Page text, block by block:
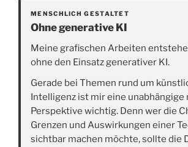
MENSCHLICH GESTALTET
Ohne generative KI
Meine grafischen Arbeiten
ohne den Einsatz generativer KI.
Gerade bei Themen rund um
Intelligenz ist mir eine unabhängige
Perspektive wichtig. Denn wer die
Grenzen und Auswirkungen einer
sichtbar machen möchte, sollte die